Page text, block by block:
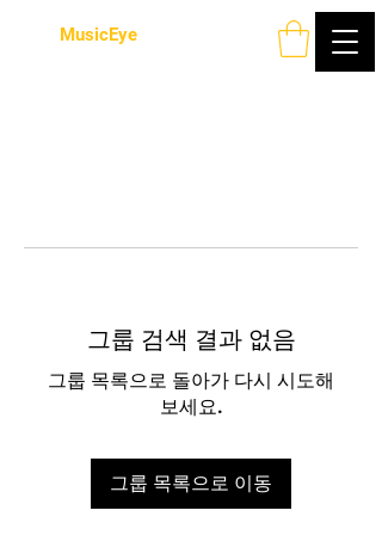
MusicEye
그룹 검색 결과 없음
그룹 목록으로 돌아가 다시 시도해
보세요.
그룹 목록으로 이동